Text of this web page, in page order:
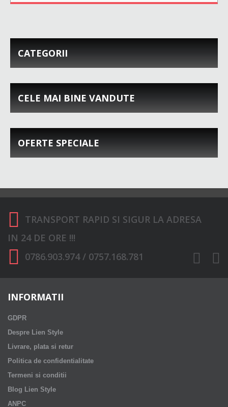
CATEGORII
CELE MAI BINE VANDUTE
OFERTE SPECIALE
TRANSPORT RAPID SI SIGUR LA ADRESA
IN 24 DE ORE !!!
0786.903.974 / 0757.168.781
INFORMATII
GDPR
Despre Lien Style
Livrare, plata si retur
Politica de confidentialitate
Termeni si conditii
Blog Lien Style
ANPC